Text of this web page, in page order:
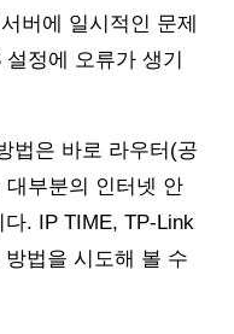
버에 일시적인 문제
정에 오류가 생기
법은 바로 라우터(공
부분의 인터넷 안
. IP TIME, TP-Link
법을 시도해 볼 수